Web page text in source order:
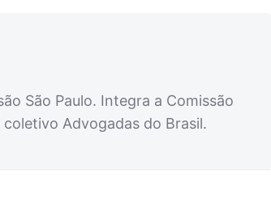
São Paulo. Integra a Comissão
Advogadas do Brasil.